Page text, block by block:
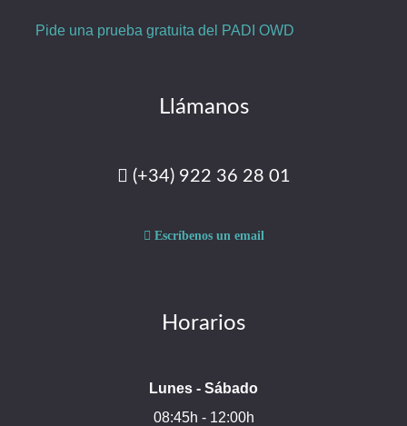
Pide una prueba gratuita del PADI OWD
Llámanos
(+34) 922 36 28 01
Escríbenos un email
Horarios
Lunes - Sábado
08:45h - 12:00h